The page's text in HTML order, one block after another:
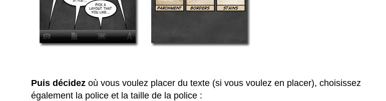
Puis décidez où vous voulez placer du texte (si vous voulez en placer), choisissez
également la police et la taille de la police :